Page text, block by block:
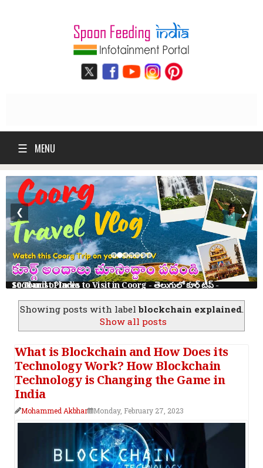
☰ MENU
10 Tourist Places to Visit in Coorg - తెలుగులో కూర్గ్ ట్రిప్ - Scotland of India
❮ ❯
Showing posts with labelblockchain explained.
Show all posts
What is Blockchain and How Does its
Technology Work? How Blockchain
Technology is Changing the Game in
India
Mohammed Akbhar Monday, February 27, 2023